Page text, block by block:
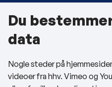
Om kommunen
Kontakt os
Telefon- og
Du
data
Nogle steder på
videoer fra hhv. Vimeo og